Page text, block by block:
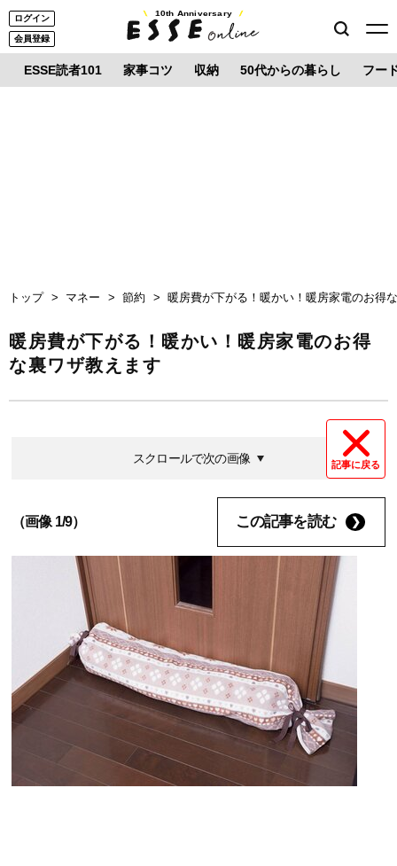
ログイン
会員登録
10th Anniversary
ESSE読者101 家事コツ 収納 50代からの暮らし フー
トップ マネー 節約 暖房費が下がる！暖かい！暖房家電のお得
暖房費が下がる！暖かい！暖房家電のお得
な裏ワザ教えます
記事に戻る
スクロールで次の画像
（画像 1/9） この記事を読む